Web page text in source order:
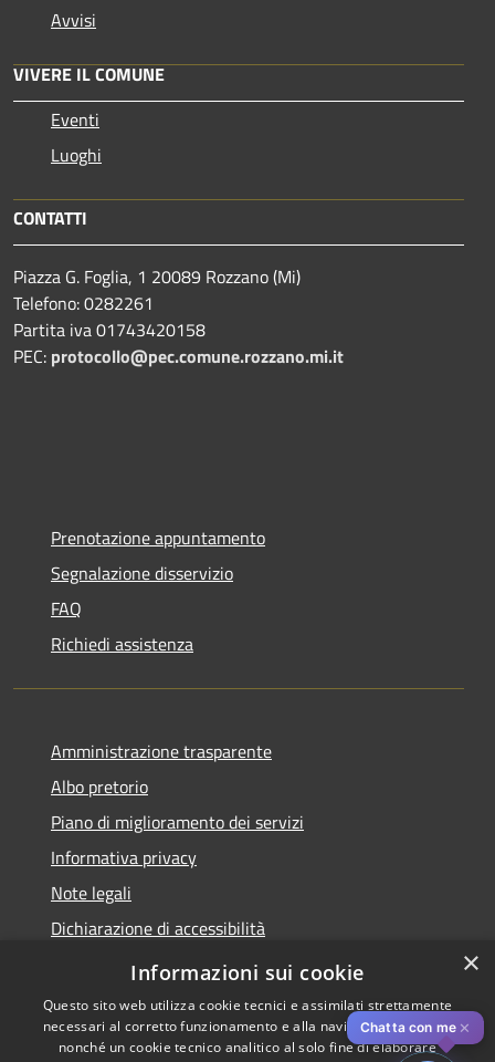
Avvisi
VIVERE IL COMUNE
Eventi
Luoghi
CONTATTI
Piazza G. Foglia, 1 20089 Rozzano (Mi)
Telefono: 0282261
Partita iva 01743420158
PEC: protocollo@pec.comune.rozzano.mi.it
Prenotazione appuntamento
Segnalazione disservizio
FAQ
Richiedi assistenza
Amministrazione trasparente
Albo pretorio
Piano di miglioramento dei servizi
Informativa privacy
Note legali
Dichiarazione di accessibilità
Obiettivi di accessibilità per l'anno 2025
Chatta con me ✕
×
Informazioni sui cookie
Questo sito web utilizza cookie tecnici e assimilati strettamente
necessari al corretto funzionamento e alla navigazione del sito,
nonché un cookie tecnico analitico al solo fine di elaborare